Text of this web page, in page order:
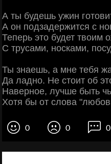
А ты будешь ужин
А он подзадержится с
Теперь это будет твоим
С трусами, носками,
Ты знаешь, а мне тебя
Да ладно. Не стоит об
Наверное, лучше быть
Хотя бы от слова
0 0 0